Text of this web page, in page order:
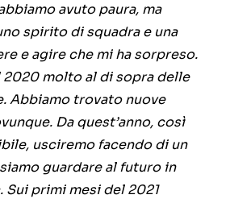
avuto paura, ma
spirito di squadra e una
e agire che mi ha sorpreso.
molto al di sopra delle
Abbiamo trovato nuove
Da quest’anno, così
usciremo facendo di un
guardare al futuro in
Sui primi mesi del 2021